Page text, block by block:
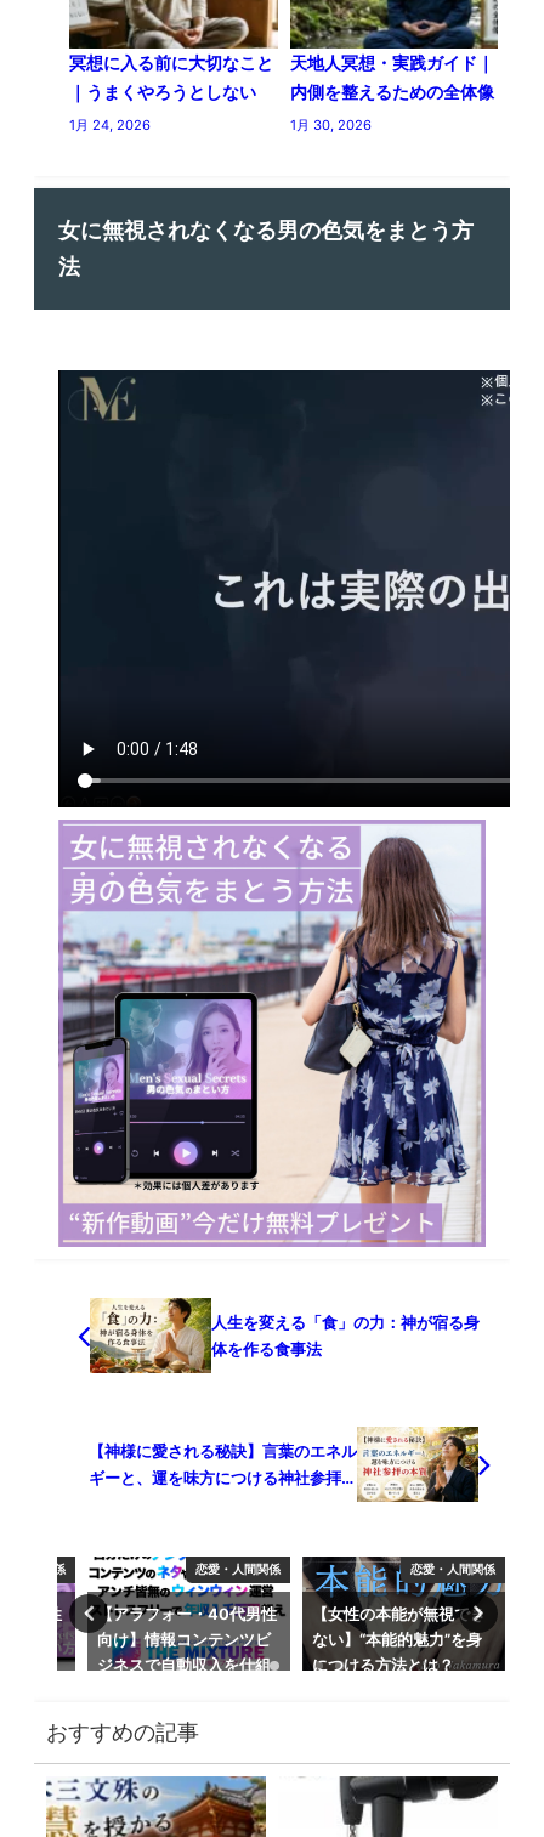
冥想に入る前に大切なこと
｜うまくやろうとしない
1月 24, 2026
天地人冥想・実践ガイド｜
内側を整えるための全体像
1月 30, 2026
女に無視されなくなる男の色気をまとう方
法
人生を変える「食」の力：神が宿る身
体を作る食事法
【神様に愛される秘訣】言葉のエネル
ギーと、運を味方につける神社参拝の
・人間関係
代男性
恋愛・人間関係
【女性の本能が無視でき
ない】“本能的魅力”を身
につける方法とは？
恋愛・人間関係
【アラフォー・40代男性
向け】人たらしコミュニ
ケーター養成プロジェク
おすすめの記事